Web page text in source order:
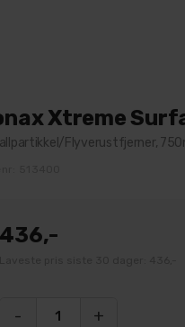
Xtreme
Flyverustfjerner,
436,-
- +